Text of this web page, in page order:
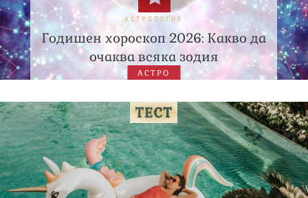
АСТРОЛОГИЯ
Годишен хороскоп 2026: Какво да
очаква всяка зодия
АСТРО